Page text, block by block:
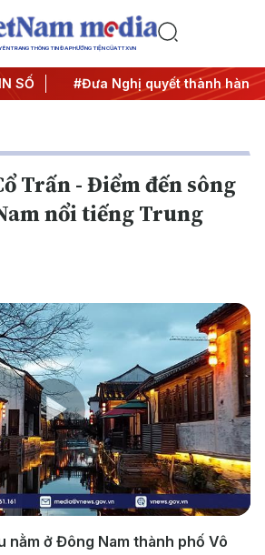
TRANG THÔNG TIN ĐA PHƯƠNG TIỆN CỦA TTXVN
SỐ
2027 #Đưa Nghị quyết thành hành
Trấn - Điểm đến sông
nổi tiếng Trung
Play
Video
nằm ở Đông Nam thành phố Vô